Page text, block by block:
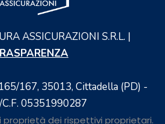
ASSICURAZIONI S.R.L. |
167, 35013, Cittadella (PD) -
C.F. 05351990287
proprietà dei rispettivi proprietari.